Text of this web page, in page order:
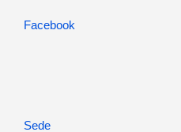
Facebook
Sede